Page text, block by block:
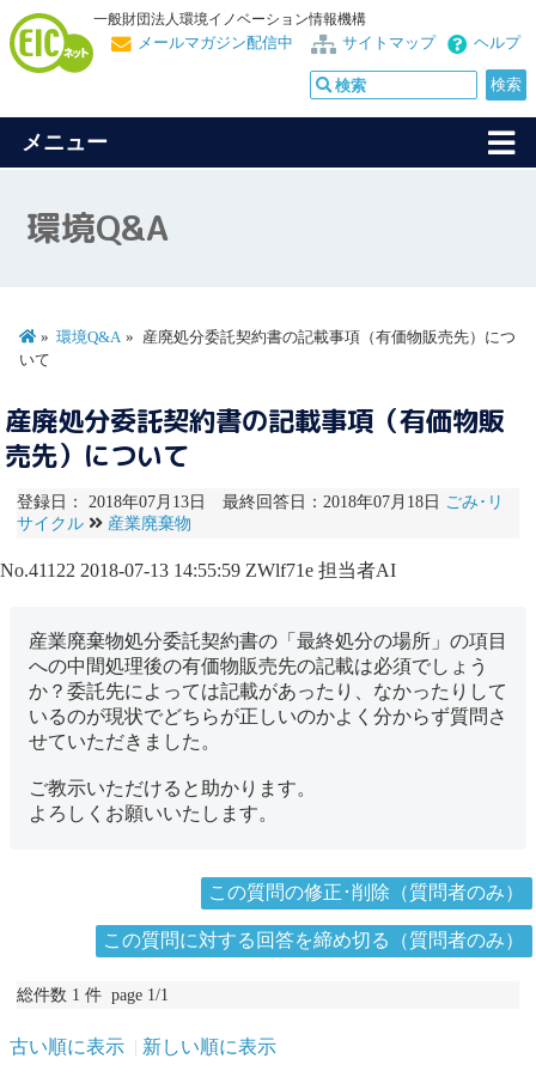
一般財団法人環境イノベーション情報機構
ヘルプ
サイトマップ
メールマガジン配信中
メニュー
環境Q&A
環境Q&A
産廃処分委託契約書の記載事項（有価物販売先）につ
いて
産廃処分委託契約書の記載事項（有価物販
売先）について
登録日： 2018年07月13日 最終回答日：2018年07月18日 ごみ･リ
サイクル
産業廃棄物
No.41122 2018-07-13 14:55:59 ZWlf71e 担当者AI
産業廃棄物処分委託契約書の「最終処分の場所」の項目
への中間処理後の有価物販売先の記載は必須でしょう
か？委託先によっては記載があったり、なかったりして
いるのが現状でどちらが正しいのかよく分からず質問さ
せていただきました。
ご教示いただけると助かります。
よろしくお願いいたします。
この質問の修正･削除（質問者のみ）
この質問に対する回答を締め切る（質問者のみ）
総件数 1 件 page 1/1
古い順に表示 新しい順に表示